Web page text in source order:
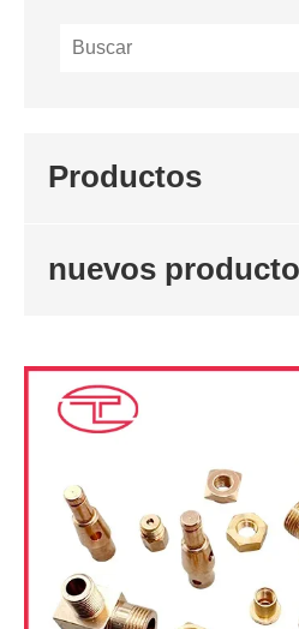
Productos
nuevos